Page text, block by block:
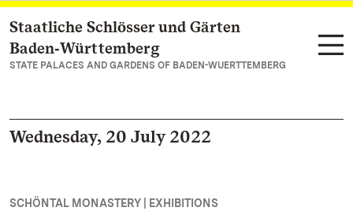
Navigate to main page
Staatliche Schlösser und Gärten
Baden‑Württemberg
STATE PALACES AND GARDENS OF BADEN-WUERTTEMBERG
Wednesday, 20 July 2022
SCHÖNTAL MONASTERY | EXHIBITIONS